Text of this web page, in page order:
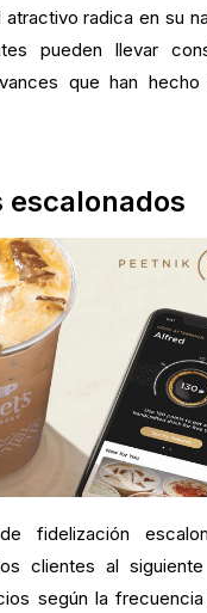
atractivo radica en su
pueden llevar
que han
escalonados
fidelización
clientes al
según la